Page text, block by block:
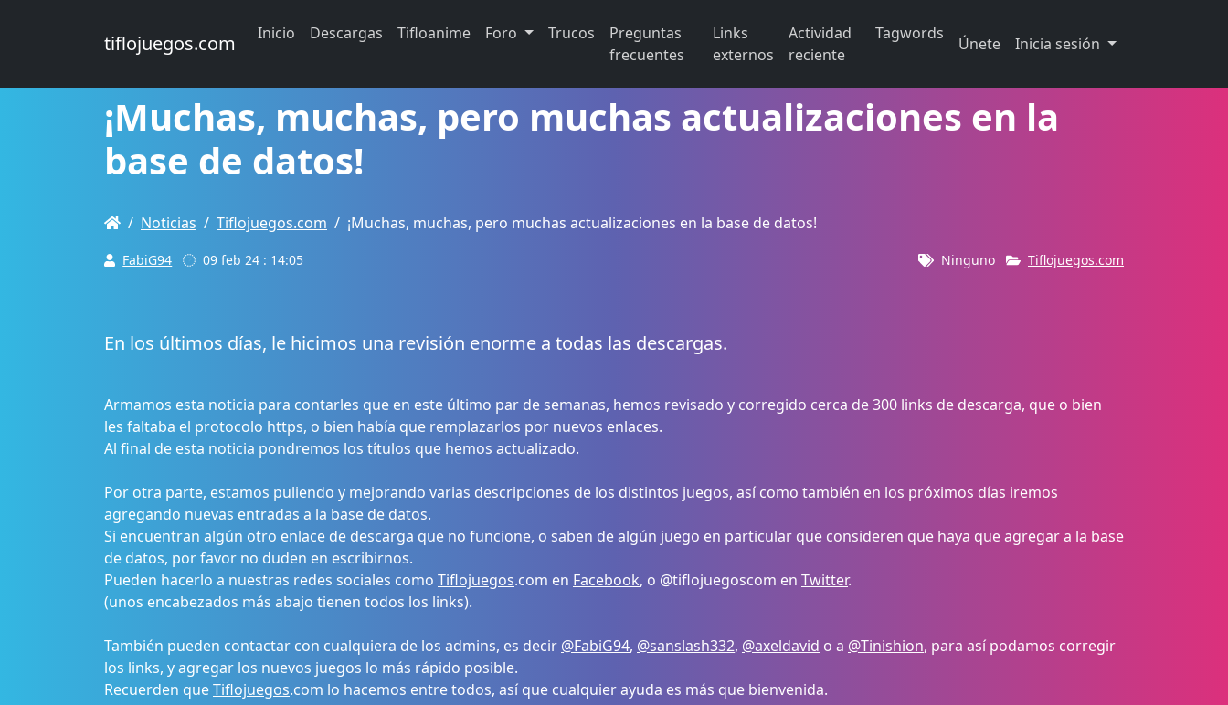
tiflojuegos.com Inicio Descargas Tifloanime Foro Trucos
Preguntas
frecuentes
Links
externos
Actividad
reciente
Tagwords
Únete Inicia sesión
¡Muchas, muchas, pero muchas actualizaciones en la
base de datos!
Noticias Tiflojuegos.com ¡Muchas, muchas, pero muchas actualizaciones en la base de datos!
FabiG94 09 feb 24 : 14:05 Ninguno Tiflojuegos.com
En los últimos días, le hicimos una revisión enorme a todas las descargas.
Armamos esta noticia para contarles que en este último par de semanas, hemos revisado y corregido cerca de 300 links de descarga, que o bien
les faltaba el protocolo https, o bien había que remplazarlos por nuevos enlaces.
Al final de esta noticia pondremos los títulos que hemos actualizado.
Por otra parte, estamos puliendo y mejorando varias descripciones de los distintos juegos, así como también en los próximos días iremos
agregando nuevas entradas a la base de datos.
Si encuentran algún otro enlace de descarga que no funcione, o saben de algún juego en particular que consideren que haya que agregar a la base
de datos, por favor no duden en escribirnos.
Pueden hacerlo a nuestras redes sociales como Tiflojuegos.com en Facebook, o @tiflojuegoscom en Twitter.
(unos encabezados más abajo tienen todos los links).
También pueden contactar con cualquiera de los admins, es decir @FabiG94, @sanslash332, @axeldavid o a @Tinishion, para así podamos corregir
los links, y agregar los nuevos juegos lo más rápido posible.
Recuerden queTiflojuegos.com lo hacemos entre todos, así que cualquier ayuda es más que bienvenida.